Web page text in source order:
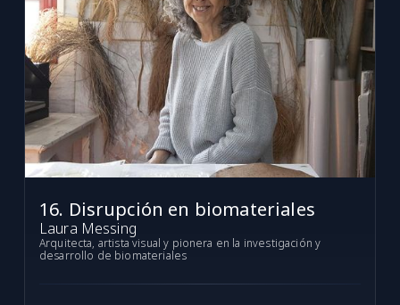
16. Disrupción en biomateriales
Laura Messing
Arquitecta, artista visual y pionera en la investigación y
desarrollo de biomateriales